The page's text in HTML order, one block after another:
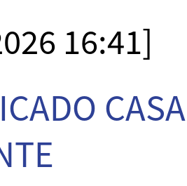
16:41]